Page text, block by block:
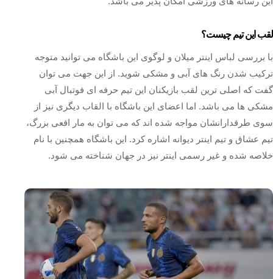
لقب این تیم چیست؟
با بررسی لباس اینتر میلان و لوگوی این باشگاه می توانید متوجه
ترکیب شدن رنگ های آبی و مشکی شوید. از این جهت می توان
گفت که اصلی ترین لقب بازیکنان این تیم حرفه ای فوتبال آبی
مشکی ها می باشد. اما اعضای این باشگاه با القاب دیگری نیز از
سوی طرفدارانشان مواجه شده اند که می توان به مار افعی بزرگ،
تیم عشاق و تیم اینتر دیوانه اشاره کرد. این باشگاه همچنین با نام
خلاصه شده و غیر رسمی اینتر نیز در جهان شناخته می شود.